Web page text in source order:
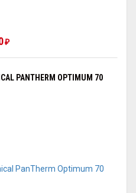
₽
PANTHERM OPTIMUM 70